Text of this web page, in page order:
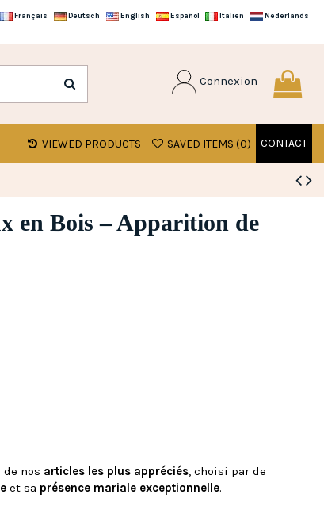
Français Deutsch English Español Italien Nederlands
Connexion
CONTACT
SAVED ITEMS (0)
VIEWED PRODUCTS
en Bois – Apparition de
de nos articles les plus appréciés, choisi par de
et sa présence mariale exceptionnelle.